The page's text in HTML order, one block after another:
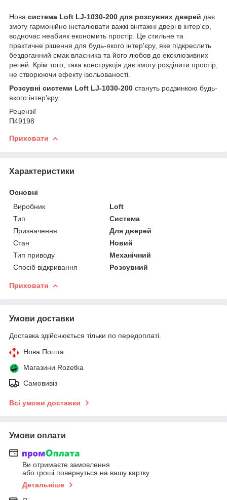
Нова система Loft LJ-1030-200 для розсувних дверей дає
змогу гармонійно інсталювати важкі вінтажні двері в інтер'єр,
водночас неабияк економить простір. Це стильне та
практичне рішення для будь-якого інтер'єру, яке підкреслить
бездоганний смак власника та його любов до ексклюзивних
речей. Крім того, така конструкція дає змогу розділити простір,
не створюючи ефекту ізольованості.
Розсувні системи Loft LJ-1030-200 стануть родзинкою будь-
якого інтер'єру.
Рецензії
П49198
Приховати
Характеристики
Основні
Виробник
Loft
Тип
Система
Призначення
Для дверей
Стан
Новий
Тип приводу
Механічний
Спосіб відкривання
Розсувний
Приховати
Умови доставки
Доставка здійснюється тільки по передоплаті.
Нова Пошта
Магазини Rozetka
Самовивіз
Всі умови доставки
Умови оплати
Ви отримаєте замовлення
або гроші повернуться на вашу картку
Детальніше